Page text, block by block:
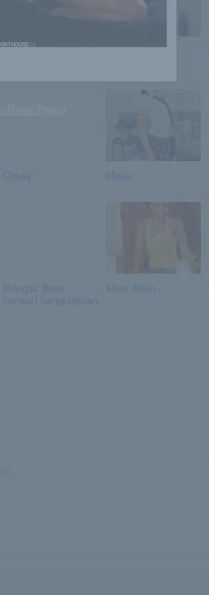
Aaliyah Alina Li
Orsay Moka
Bringás Bree
tavaszi hangulatban
Mimi Allen